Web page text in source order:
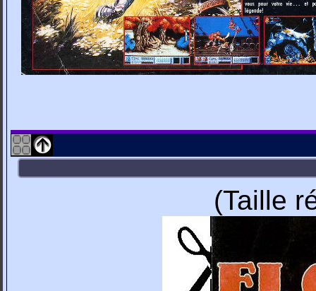
(Taille